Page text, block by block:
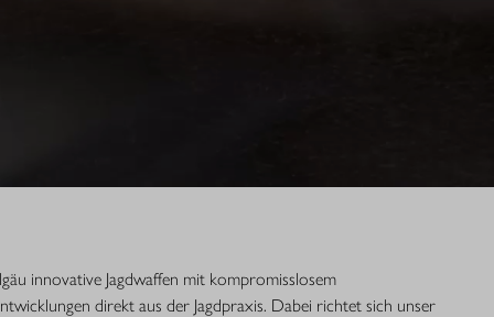
innovative Jagdwaffen mit kompromisslosem
direkt aus der Jagdpraxis. Dabei richtet sich unser